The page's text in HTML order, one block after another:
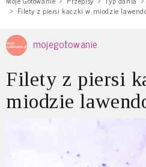
Filety z piersi kaczki w miodzie
mojegotowanie
Filety z piersi
miodzie